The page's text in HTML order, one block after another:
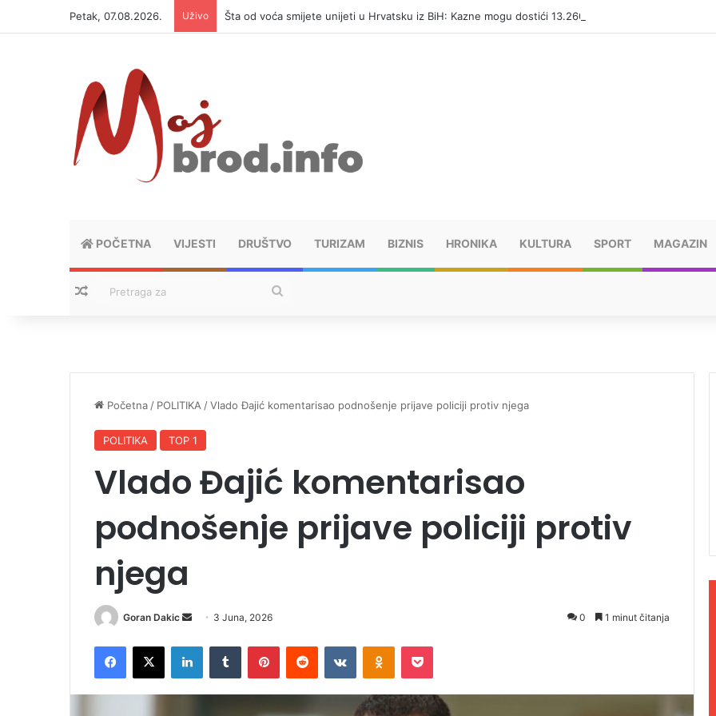
Petak, 07.08.2026. Uživo Šta od voća smijete unijeti u Hrvatsku iz BiH: Kazne mogu dostići 13.260 evra
POČETNA VIJESTI DRUŠTVO TURIZAM BIZNIS HRONIKA KULTURA SPORT MAGAZIN
Nasumični tekstovi
Početna/ POLITIKA/Vlado Đajić komentarisao podnošenje prijave policiji protiv njega
POLITIKA TOP 1
Vlado Đajić komentarisao
podnošenje prijave policiji protiv
njega
Goran Dakic
a
3 Juna, 2026 0 1 minut čitanja